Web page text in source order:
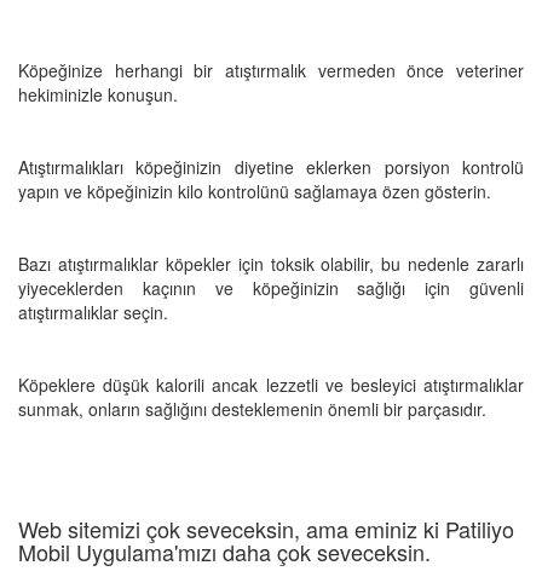
Köpeğinize herhangi bir atıştırmalık vermeden önce veteriner
hekiminizle konuşun.
Atıştırmalıkları köpeğinizin diyetine eklerken porsiyon kontrolü
yapın ve köpeğinizin kilo kontrolünü sağlamaya özen gösterin.
Bazı atıştırmalıklar köpekler için toksik olabilir, bu nedenle zararlı
yiyeceklerden kaçının ve köpeğinizin sağlığı için güvenli
atıştırmalıklar seçin.
Köpeklere düşük kalorili ancak lezzetli ve besleyici atıştırmalıklar
sunmak, onların sağlığını desteklemenin önemli bir parçasıdır.
Web sitemizi çok seveceksin, ama eminiz ki Patiliyo
Mobil Uygulama'mızı daha çok seveceksin.